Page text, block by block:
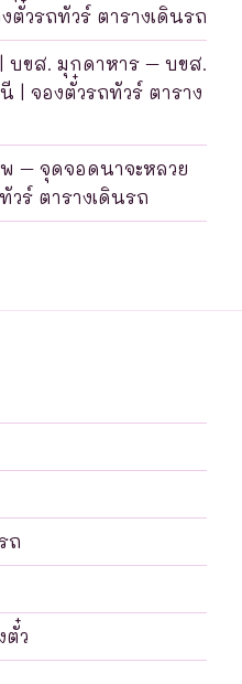
ตั๋วรถทัวร์ ตารางเดินรถ
บขส. มุกดาหาร – บขส.
| จองตั๋วรถทัวร์ ตาราง
– จุดจอดนาจะหลวย
วร์ ตารางเดินรถ
ถ
ตั๋ว